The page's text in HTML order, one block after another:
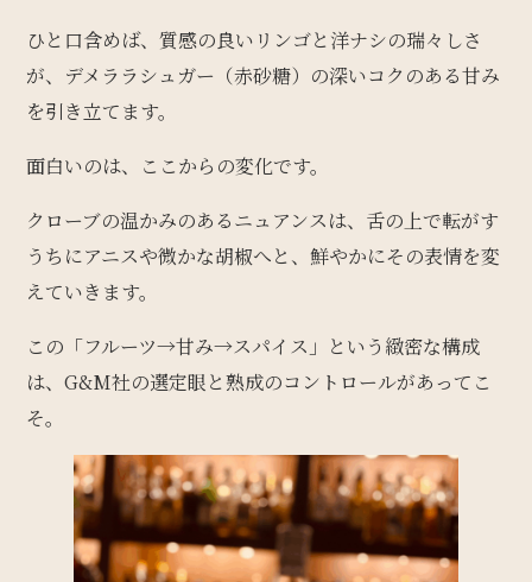
ひと口含めば、質感の良いリンゴと洋ナシの瑞々しさ
が、デメララシュガー（赤砂糖）の深いコクのある甘み
を引き立てます。
面白いのは、ここからの変化です。
クローブの温かみのあるニュアンスは、舌の上で転がす
うちにアニスや微かな胡椒へと、鮮やかにその表情を変
えていきます。
この「フルーツ→甘み→スパイス」という緻密な構成
は、G&M社の選定眼と熟成のコントロールがあってこ
そ。